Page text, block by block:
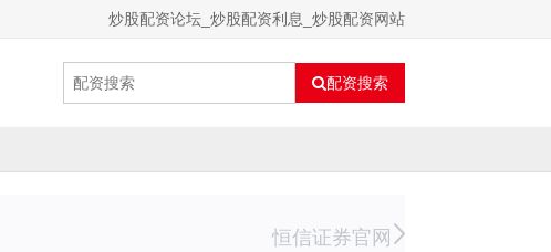
炒股配资论坛_炒股配资利息_炒股配资网站
配资搜索
恒信证券官网